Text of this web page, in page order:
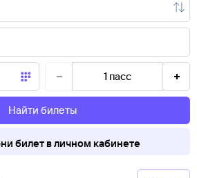
1 пасс
Найти билеты
билет в личном кабинете